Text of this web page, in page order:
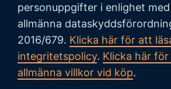
personuppgifter i enlighet med
allmänna
2016/679. Klicka här för att
integritetspolicy. Klicka här
allmänna villkor vid köp.